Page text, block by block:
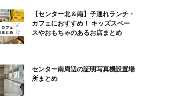
【センター北＆南】子連れランチ・
カフェにおすすめ！ キッズスペー
スやおもちゃのあるお店まとめ
センター南周辺の証明写真機設置場
所まとめ